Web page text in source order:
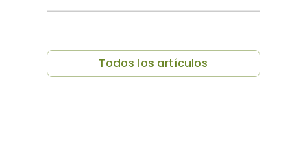
Todos los artículos